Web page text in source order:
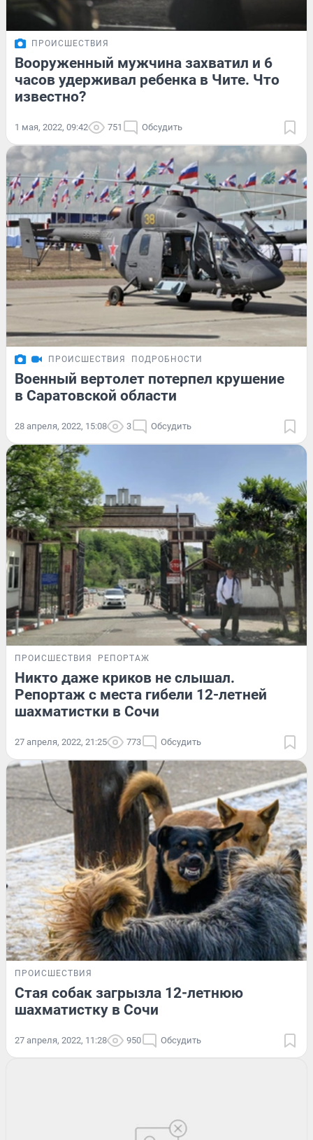
ПРОИСШЕСТВИЯ
Вооруженный мужчина захватил и 6
часов удерживал ребенка в Чите. Что
известно?
1 мая, 2022, 09:42 751 Обсудить
ПРОИСШЕСТВИЯ ПОДРОБНОСТИ
Военный вертолет потерпел крушение
в Саратовской области
28 апреля, 2022, 15:08 3 Обсудить
ПРОИСШЕСТВИЯ РЕПОРТАЖ
Никто даже криков не слышал.
Репортаж с места гибели 12-летней
шахматистки в Сочи
27 апреля, 2022, 21:25 773 Обсудить
ПРОИСШЕСТВИЯ
Стая собак загрызла 12-летнюю
шахматистку в Сочи
27 апреля, 2022, 11:28 950 Обсудить